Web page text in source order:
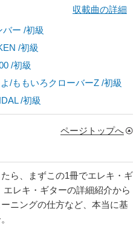
収載曲の詳細
バー /初級
/初級
/初級
/ももいろクローバーZ /初級
/初級
ページトップへ
ら、まずこの1冊でエレキ・ギ
レキ・ギターの詳細紹介から
ニングの仕方など、本当に基